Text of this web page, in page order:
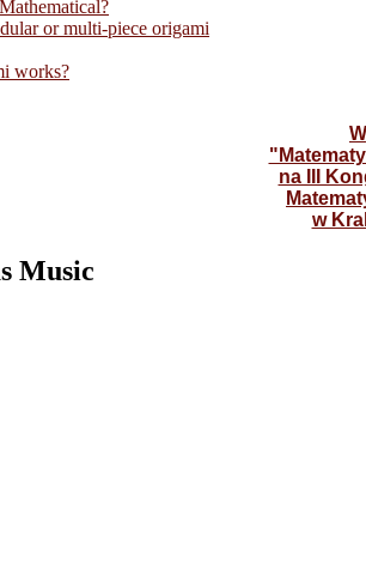
or multi-piece origami
works?
na III
w
Music